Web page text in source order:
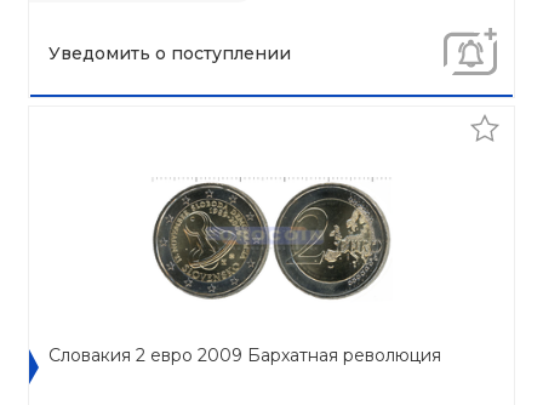
Уведомить о поступлении
Словакия 2 евро 2009 Бархатная революция